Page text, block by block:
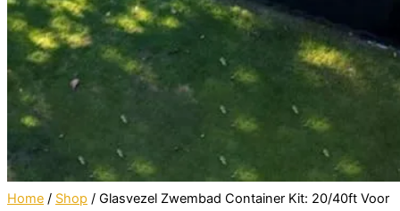
Home / Shop / Glasvezel Zwembad Container Kit: 20/40ft Voor